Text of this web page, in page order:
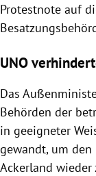
Protestnote auf
UNO
Das
Behörden der
in geeigneter
gewandt, um
Ackerland